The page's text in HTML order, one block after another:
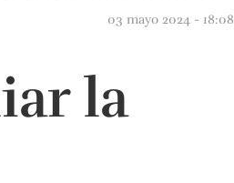
03 mayo 2024 - 18:08
la